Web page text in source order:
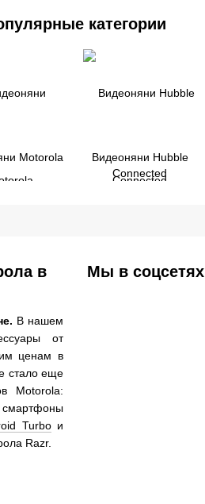
категории
Motorola
Видеоняни Hubble
Connected
в
В нашем
от
ценам в
стало еще
Motorola:
смартфоны
Turboи
Razr.
Мы в соцсетях